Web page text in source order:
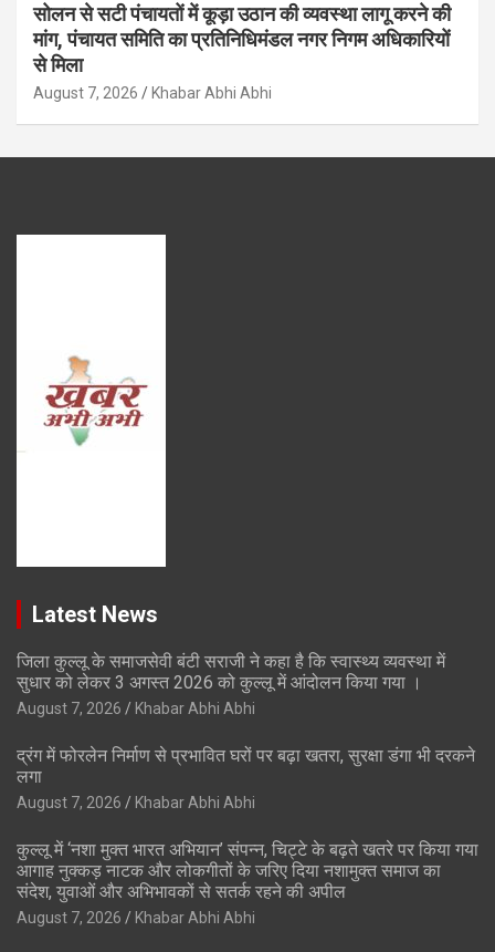
सोलन से सटी पंचायतों में कूड़ा उठान की व्यवस्था लागू करने की
मांग, पंचायत समिति का प्रतिनिधिमंडल नगर निगम अधिकारियों
से मिला
August 7, 2026 Khabar Abhi Abhi
Latest News
जिला कुल्लू के समाजसेवी बंटी सराजी ने कहा है कि स्वास्थ्य व्यवस्था में
सुधार को लेकर 3 अगस्त 2026 को कुल्लू में आंदोलन किया गया ।
August 7, 2026 Khabar Abhi Abhi
द्रंग में फोरलेन निर्माण से प्रभावित घरों पर बढ़ा खतरा, सुरक्षा डंगा भी दरकने
लगा
August 7, 2026 Khabar Abhi Abhi
कुल्लू में ‘नशा मुक्त भारत अभियान’ संपन्न, चिट्टे के बढ़ते खतरे पर किया गया
आगाह नुक्कड़ नाटक और लोकगीतों के जरिए दिया नशामुक्त समाज का
संदेश, युवाओं और अभिभावकों से सतर्क रहने की अपील
August 7, 2026 Khabar Abhi Abhi